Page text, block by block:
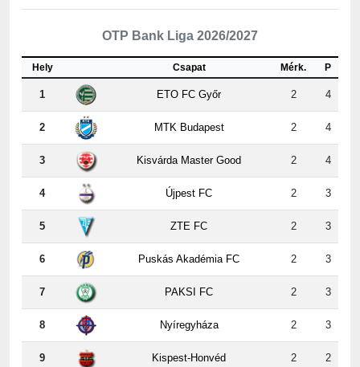
Csapat
1 ETO FC Győr 2 4
2 MTK Budapest 2 4
3 Kisvárda Master Good 2 4
4 Újpest FC 2 3
5 ZTE FC 2 3
6 Puskás Akadémia FC 2 3
7 PAKSI FC 2 3
8 Nyíregyháza 2 3
9 Kispest-Honvéd 2 2
10 Vasas 2 2